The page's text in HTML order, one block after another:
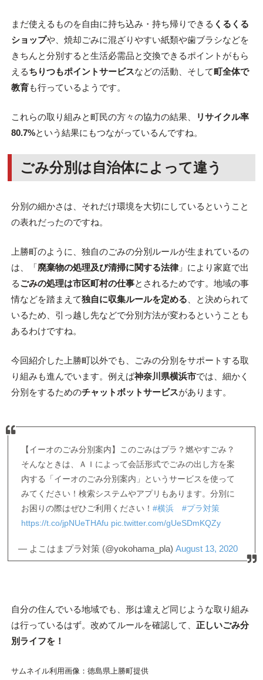
まだ使えるものを自由に持ち込み・持ち帰りできる くるくる
ショップや、焼却ごみに混ざりやすい紙類や歯ブラシなどを
きちんと分別すると生活必需品と交換できるポイントがもら
えるちりつもポイントサービスなどの活動、そして町全体で
教育も行っているようです。
これらの取り組みと町民の方々の協力の結果、
リサイクル率
80.7%という結果にもつながっているんですね。
ごみ分別は自治体によって違う
分別の細かさは、それだけ環境を大切にしているということ
の表れだったのですね。
上勝町のように、独自のごみの分別ルールが生まれているの
は、「廃棄物の処理及び清掃に関する法律」により家庭で出
るごみの処理は市区町村の仕事とされるためです。地域の事
情などを踏まえて独自に収集ルールを定める 、と決められて
いるため、引っ越し先などで分別方法が変わるということも
あるわけですね。
今回紹介した上勝町以外でも、ごみの分別をサポートする取
り組みも進んでいます。例えば神奈川県横浜市では、細かく
分別をするためのチャットボットサービスがあります。
【イーオのごみ分別案内】このごみはプラ？燃やすごみ？
そんなときは、ＡＩによって会話形式でごみの出し方を案
内する「イーオのごみ分別案内」というサービスを使って
みてください！検索システムやアプリもあります。分別に
お困りの際はぜひご利用ください！#横浜
#プラ対策
https://t.co/jpNUeTHAfu pic.twitter.com/gUeSDmKQZy
— よこはまプラ対策 (@yokohama_pla) August 13, 2020
自分の住んでいる地域でも、形は違えど同じような取り組み
は行っているはず。改めてルールを確認して、 正しいごみ分
別ライフを！
サムネイル利用画像：徳島県上勝町提供